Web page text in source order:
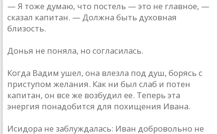
— Я тоже думаю, что постель — это не главное, —
сказал капитан. — Должна быть духовная
близость.
Донья не поняла, но согласилась.
Когда Вадим ушел, она влезла под душ, борясь с
приступом желания. Как ни был слаб и потен
капитан, он все же возбудил ее. Теперь эта
энергия понадобится для похищения Ивана.
Исидора не заблуждалась: Иван добровольно не